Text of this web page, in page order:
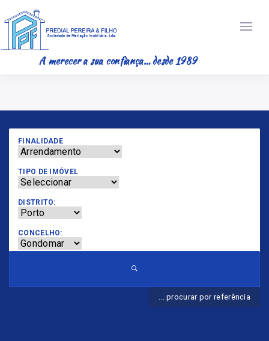
A merecer a sua confiança… desde 1989
FINALIDADE
TIPO DE IMÓVEL
DISTRITO:
CONCELHO:
... procurar por referência